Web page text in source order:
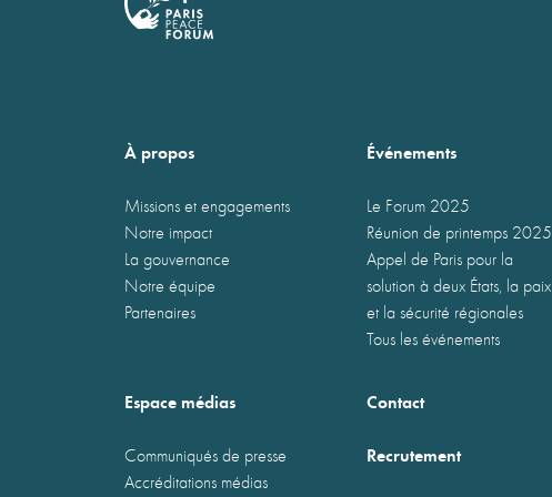
À propos
Missions et engagements
Notre impact
La gouvernance
Notre équipe
Partenaires
Événements
Le Forum 2025
Réunion de printemps 2025
Appel de Paris pour la
solution à deux États, la paix
et la sécurité régionales
Tous les événements
Espace médias
Communiqués de presse
Accréditations médias
Contact
Recrutement